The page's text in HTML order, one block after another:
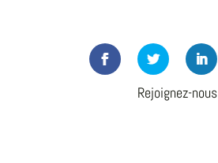
Rejoignez-nous